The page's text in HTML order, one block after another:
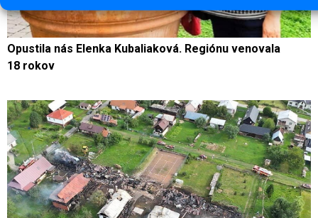
Opustila nás Elenka Kubaliaková. Regiónu venovala
18 rokov